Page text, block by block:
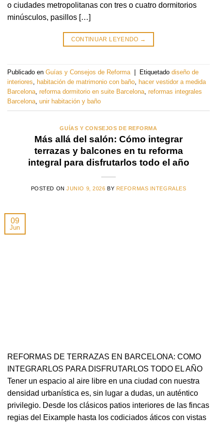
o ciudades metropolitanas con tres o cuatro dormitorios
minúsculos, pasillos […]
CONTINUAR LEYENDO →
Publicado en Guías y Consejos de Reforma Etiquetado diseño de
interiores
habitación de matrimonio con baño
hacer vestidor a medida
Barcelona reforma dormitorio en suite Barcelona reformas integrales
Barcelona unir habitación y baño
GUÍAS Y CONSEJOS DE REFORMA
Más allá del salón: Cómo integrar
terrazas y balcones en tu reforma
integral para disfrutarlos todo el año
POSTED ONJUNIO 9, 2026 BY REFORMAS INTEGRALES
09
Jun
REFORMAS DE TERRAZAS EN BARCELONA: COMO
INTEGRARLOS PARA DISFRUTARLOS TODO EL AÑO
Tener un espacio al aire libre en una ciudad con nuestra
densidad urbanística es, sin lugar a dudas, un auténtico
privilegio. Desde los clásicos patios interiores de las fincas
regias del Eixample hasta los codiciados áticos con vistas